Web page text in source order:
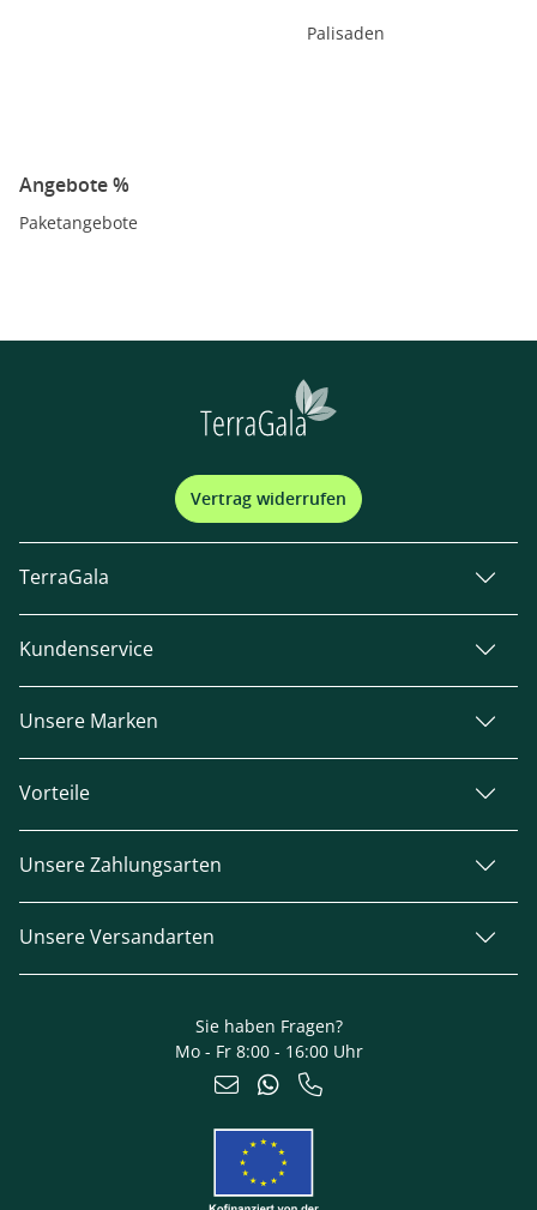
Palisaden
Angebote %
Paketangebote
Vertrag widerrufen
TerraGala
Kundenservice
Unsere Marken
Vorteile
Unsere Zahlungsarten
Unsere Versandarten
Sie haben Fragen?
Mo - Fr 8:00 - 16:00 Uhr